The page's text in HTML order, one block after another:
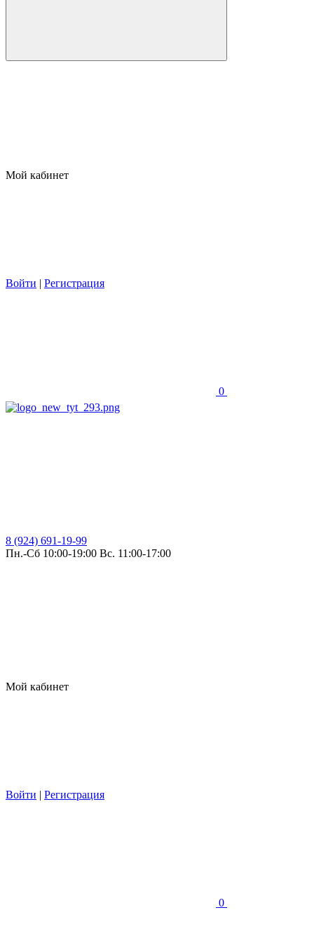
Мой кабинет
Войти | Регистрация
0
8 (924) 691-19-99
Пн.-Сб 10:00-19:00 Вс. 11:00-17:00
Мой кабинет
Войти | Регистрация
0